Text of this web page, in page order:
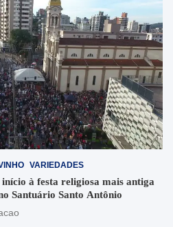
VARIEDADES
à festa religiosa mais antiga
Santuário Santo Antônio